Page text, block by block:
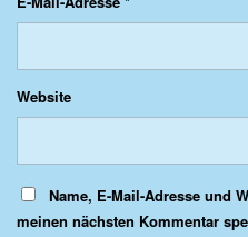
Website
Name, E-Mail-Adresse und
meinen nächsten Kommentar